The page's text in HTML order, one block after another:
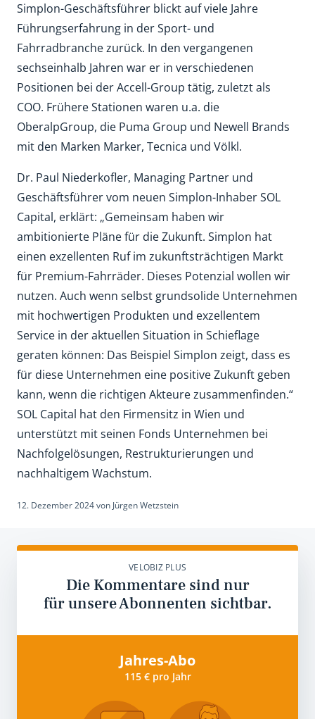
Simplon-Geschäftsführer blickt auf viele Jahre
Führungserfahrung in der Sport- und
Fahrradbranche zurück. In den vergangenen
sechseinhalb Jahren war er in verschiedenen
Positionen bei der Accell-Group tätig, zuletzt als
COO. Frühere Stationen waren u.a. die
OberalpGroup, die Puma Group und Newell Brands
mit den Marken Marker, Tecnica und Völkl.
Dr. Paul Niederkofler, Managing Partner und
Geschäftsführer vom neuen Simplon-Inhaber SOL
Capital, erklärt: „Gemeinsam haben wir
ambitionierte Pläne für die Zukunft. Simplon hat
einen exzellenten Ruf im zukunftsträchtigen Markt
für Premium-Fahrräder. Dieses Potenzial wollen wir
nutzen. Auch wenn selbst grundsolide Unternehmen
mit hochwertigen Produkten und exzellentem
Service in der aktuellen Situation in Schieflage
geraten können: Das Beispiel Simplon zeigt, dass es
für diese Unternehmen eine positive Zukunft geben
kann, wenn die richtigen Akteure zusammenfinden.“
SOL Capital hat den Firmensitz in Wien und
unterstützt mit seinen Fonds Unternehmen bei
Nachfolgelösungen, Restrukturierungen und
nachhaltigem Wachstum.
12. Dezember 2024von Jürgen Wetzstein
VELOBIZ PLUS
Die Kommentare sind nur
für unsere Abonnenten sichtbar.
Jahres-Abo
115 € pro Jahr